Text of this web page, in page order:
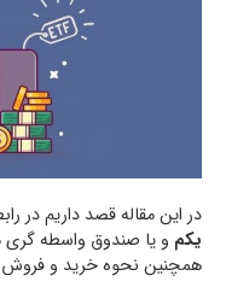
در این مقاله قصد داریم در
یکم و یا صندوق واسطه گری
همچنین نحوه خرید و